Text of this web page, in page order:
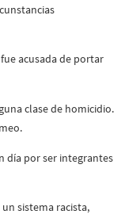
acusada de portar
clase de homicidio.
día por ser integrantes
sistema racista,